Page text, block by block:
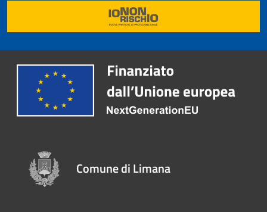
Comune di Limana